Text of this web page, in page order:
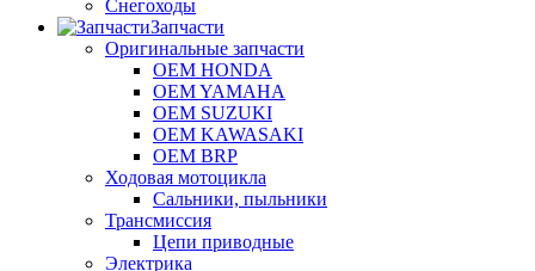
Снегоходы
Запчасти
Оригинальные запчасти
OEM HONDA
OEM YAMAHA
OEM SUZUKI
OEM KAWASAKI
OEM BRP
Ходовая мотоцикла
Сальники, пыльники
Трансмиссия
Цепи приводные
Электрика